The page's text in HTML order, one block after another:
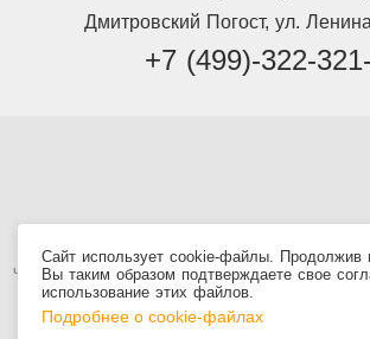
Дмитровский Погост, ул.
+7 (499)-322-
Используя сайт, вы принимаете
числе условия использования cookie. Информация
публичной офертой.
Сайт использует cookie-файлы. Продолжив
Вы таким образом подтверждаете свое
использование этих файлов.
Подробнее о cookie-файлах